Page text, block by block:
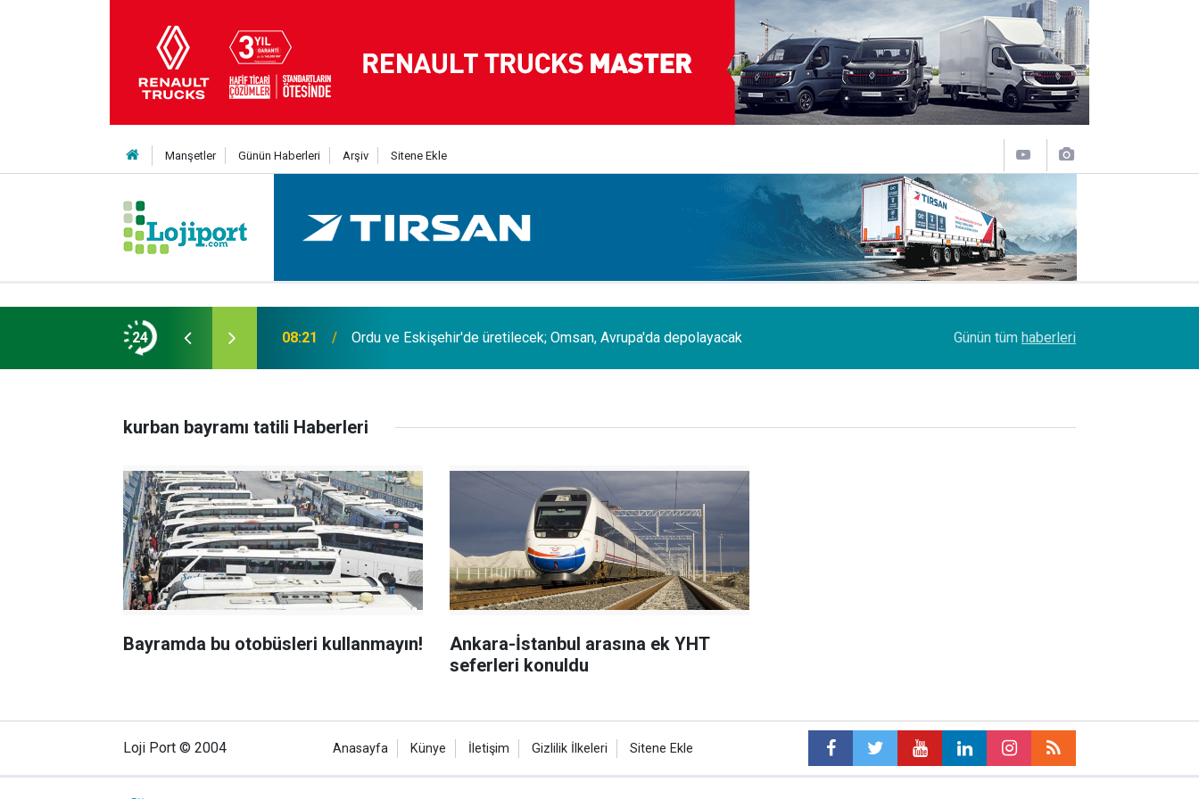
Manşetler Günün Haberleri Arşiv Sitene Ekle
24
Rusya'ya giremeyecek 08:21 Ordu ve Eskişehir'de üretilecek; Omsan, Avrupa'da depolayacak FIAT Professional’dan 1 milyon TL’ye varan
Günün tüm haberleri
kurban bayramı tatili Haberleri
Bayramda bu otobüsleri kullanmayın!
Ankara-İstanbul arasına ek YHT
seferleri konuldu
Loji Port © 2004 Anasayfa Künye İletişim Gizlilik İlkeleri Sitene Ekle